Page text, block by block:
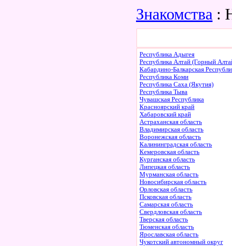
Знакомства :
Республика Адыгея
Республика Алтай (Горный
Кабардино-Балкарская
Республика Коми
Республика Саха (Якутия)
Республика Тыва
Чувашская Республика
Красноярский край
Хабаровский край
Астраханская область
Владимирская область
Воронежская область
Калининградская область
Кемеровская область
Курганская область
Липецкая область
Мурманская область
Новосибирская область
Орловская область
Псковская область
Самарская область
Свердловская область
Тверская область
Тюменская область
Ярославская область
Чукотский автономный округ